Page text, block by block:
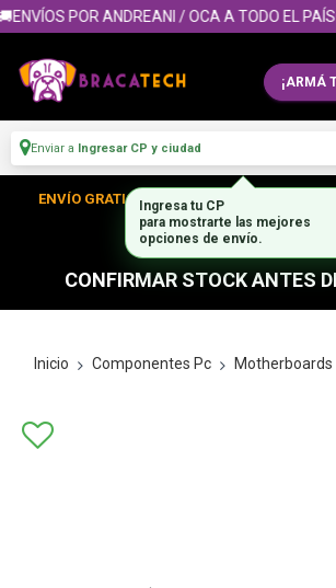
POR ANDREANI / OCA A TODO EL
¡ARMÁ
Enviar a Ingresar CP y ciudad
ENVÍO GRATIS DENTRO DE CABA EN TUS
A $350.000
CONFIRMAR STOCK ANTES
Inicio Componentes Pc Motherboards
Ingresa tu CP
para mostrarte las mejores
opciones de envío.